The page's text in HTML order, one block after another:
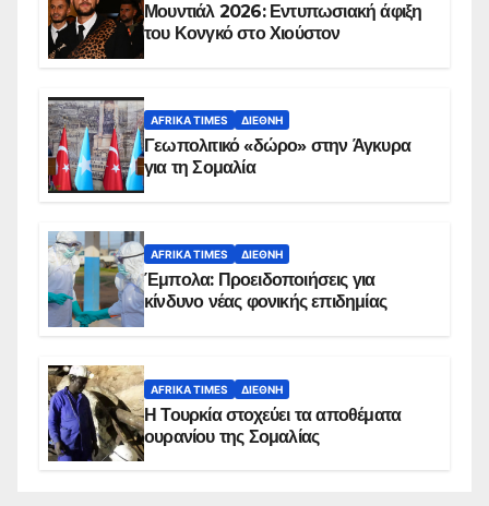
Μουντιάλ 2026: Εντυπωσιακή άφιξη
του Κονγκό στο Χιούστον
AFRIKA TIMES ΔΙΕΘΝΉ
Γεωπολιτικό «δώρο» στην Άγκυρα
για τη Σομαλία
AFRIKA TIMES ΔΙΕΘΝΉ
Έμπολα: Προειδοποιήσεις για
κίνδυνο νέας φονικής επιδημίας
AFRIKA TIMES ΔΙΕΘΝΉ
Η Τουρκία στοχεύει τα αποθέματα
ουρανίου της Σομαλίας